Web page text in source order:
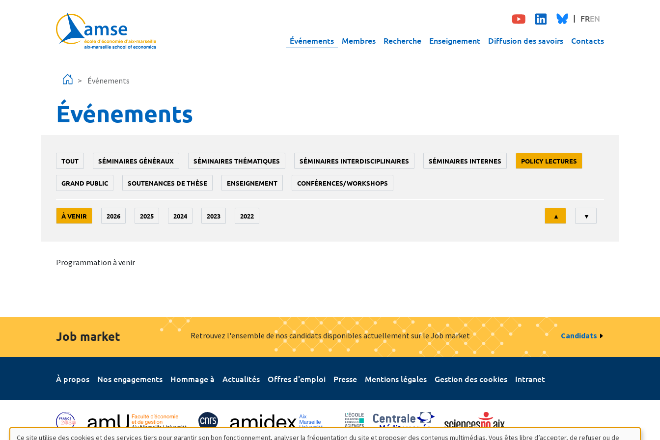
FREN
Événements Membres Recherche Enseignement Diffusion des savoirs Contacts
Événements
Événements
TOUT SÉMINAIRES GÉNÉRAUX SÉMINAIRES THÉMATIQUES SÉMINAIRES INTERDISCIPLINAIRES SÉMINAIRES INTERNES POLICY LECTURES
GRAND PUBLIC SOUTENANCES DE THÈSE ENSEIGNEMENT CONFÉRENCES/WORKSHOPS
À VENIR 2026 2025 2024 2023 2022
Tri
▲ ▼
Programmation à venir
Job market Retrouvez l'ensemble de nos candidats disponibles actuellement sur le Job market Candidats
À propos Nos engagements Hommage à Actualités Offres d'emploi Presse Mentions légales Gestion des cookies Intranet
Ce site utilise des cookies et des services tiers pour garantir son bon fonctionnement, analyser la fréquentation du site et proposer des contenus multimédias. Vous êtes libre d’accepter, de refuser ou de